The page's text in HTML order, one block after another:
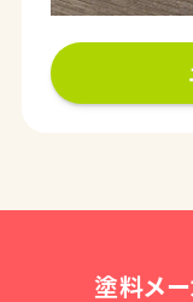
塗料メ